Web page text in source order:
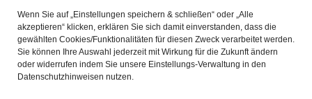
Wenn Sie auf „Einstellungen speichern & schließen“ oder „Alle
akzeptieren“ klicken, erklären Sie sich damit einverstanden, dass die
gewählten Cookies/Funktionalitäten für diesen Zweck verarbeitet werden.
Sie können Ihre Auswahl jederzeit mit Wirkung für die Zukunft ändern
oder widerrufen indem Sie unsere Einstellungs-Verwaltung in den
Datenschutzhinweisen nutzen.